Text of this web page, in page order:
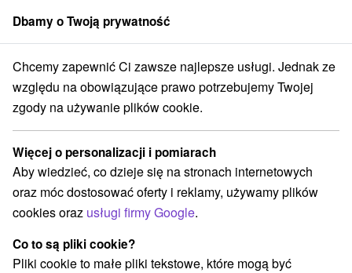
członek grupySorger
Číž Uzdrowisko Číž Jodobromowy pobyt na problemy z tarczycą
Jodobromowy pobyt na problemy z
tarczycą
Oferta wygasła! Wybierz poniżej z aktualnych ofert.
Spa Rimava hotel★★★
Uzdrowisko Číž
Przejdź do lokalizacji
Dbamy o Twoją prywatność
Chcemy zapewnić Ci zawsze najlepsze usługi. Jednak ze
względu na obowiązujące prawo potrzebujemy Twojej
zgody na używanie plików cookie.
Więcej o personalizacji i pomiarach
Aby wiedzieć, co dzieje się na stronach internetowych
oraz móc dostosować oferty i reklamy, używamy plików
cookies oraz usługi firmy Google.
Co to są pliki cookie?
Pliki cookie to małe pliki tekstowe, które mogą być